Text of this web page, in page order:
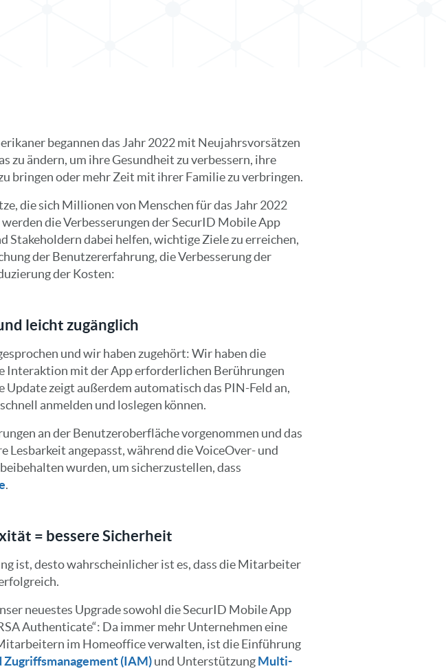
begannen das Jahr 2022 mit Neujahrsvorsätzen
zu ändern, um ihre Gesundheit zu verbessern, ihre
bringen oder mehr Zeit mit ihrer Familie zu verbringen.
die sich Millionen von Menschen für das Jahr 2022
die Verbesserungen der SecurID Mobile App
Stakeholdern dabei helfen, wichtige Ziele zu erreichen,
der Benutzererfahrung, die Verbesserung der
der Kosten:
leicht zugänglich
und wir haben zugehört: Wir haben die
Interaktion mit der App erforderlichen Berührungen
Update zeigt außerdem automatisch das PIN-Feld an,
anmelden und loslegen können.
an der Benutzeroberfläche vorgenommen und das
Lesbarkeit angepasst, während die VoiceOver- und
wurden, um sicherzustellen, dass
.
= bessere Sicherheit
ist, desto wahrscheinlicher ist es, dass die Mitarbeiter
neuestes Upgrade sowohl die SecurID Mobile App
Authenticate“: Da immer mehr Unternehmen eine
im Homeoffice verwalten, ist die Einführung
(IAM)und UnterstützungMulti-